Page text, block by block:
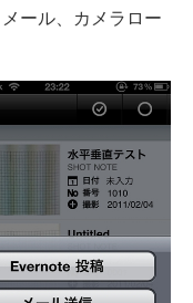
ール、カメラロー